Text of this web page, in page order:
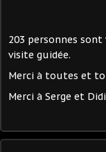
203 personnes
visite guidée.
Merci à toutes et
Merci à Serge et